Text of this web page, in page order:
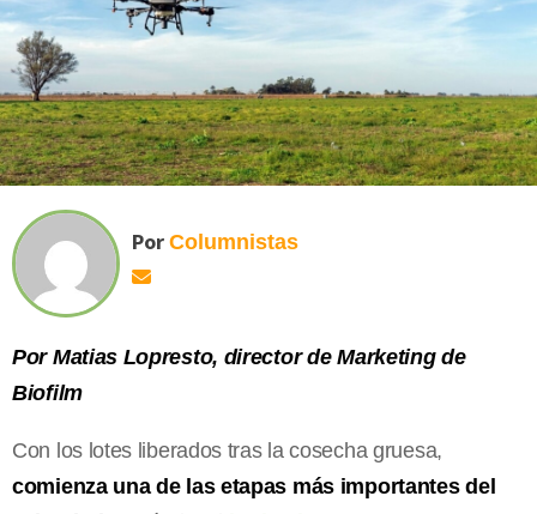
Por Columnistas
Por Matias Lopresto, director de Marketing de
Biofilm
Con los lotes liberados tras la cosecha gruesa,
comienza una de las etapas más importantes del